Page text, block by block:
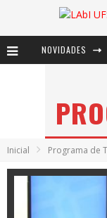
NOVIDADES
Inicial Programa de